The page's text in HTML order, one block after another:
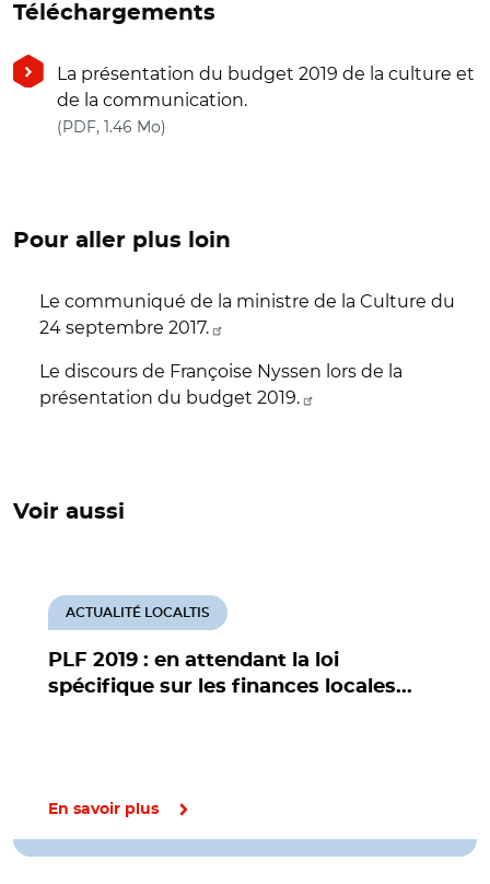
Téléchargements
La présentation du budget 2019 de la culture et
de la communication.
(PDF, 1.46 Mo)
Pour aller plus loin
Le communiqué de la ministre de la Culture du
24 septembre 2017.
Le discours de Françoise Nyssen lors de la
présentation du budget 2019.
Voir aussi
PLF 2019 : en attendant la loi
spécifique sur les finances locales...
ACTUALITÉ LOCALTIS
En savoir plus